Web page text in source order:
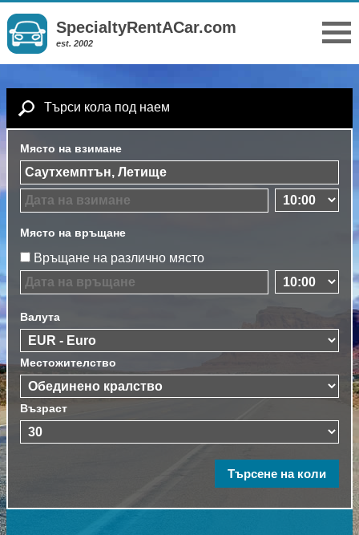
SpecialtyRentACar.com
est. 2002
Търси кола под наем
Място на взимане
Място на връщане
Връщане на различно място
Валута
Местожителство
Възраст